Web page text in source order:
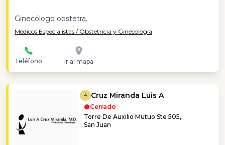
Ginecólogo obstetra.
Médicos Especialistas / Obstetricia y Ginecología
Teléfono Ir al mapa
4 Cruz Miranda Luis A
Cerrado
Torre De Auxilio Mutuo Ste 505,
San Juan